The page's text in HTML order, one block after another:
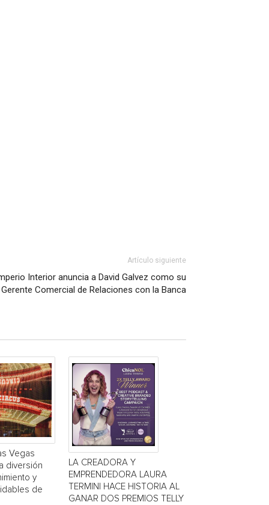
Artículo siguiente
Interior anuncia a David Galvez como su
Comercial de Relaciones con la Banca
Vegas
diversión
y
de
LA CREADORA Y
EMPRENDEDORA LAURA
TERMINI HACE HISTORIA AL
GANAR DOS PREMIOS TELLY